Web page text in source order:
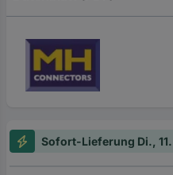
Sofort-Lieferung Di.,